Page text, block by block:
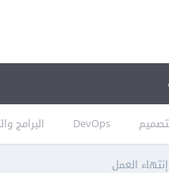
DevOps البرامج
العمل